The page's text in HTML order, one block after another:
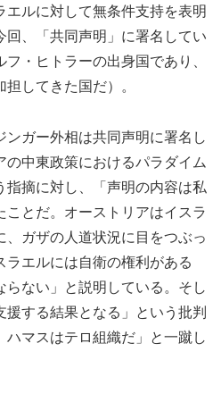
ルに対して無条件支持を表明
回、「共同声明」に署名してい
・ヒトラーの出身国であり、
してきた国だ）。
ガー外相は共同声明に署名し
の中東政策におけるパラダイム
指摘に対し、「声明の内容は私
ことだ。オーストリアはイスラ
、ガザの人道状況に目をつぶっ
ラエルには自衛の権利がある
らない」と説明している。そし
する結果となる」という批判
ハマスはテロ組織だ」と一蹴し